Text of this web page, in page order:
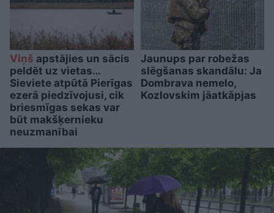
Viņš apstājies un sācis
peldēt uz vietas…
Sieviete atpūtā Pierīgas
ezerā piedzīvojusi, cik
briesmīgas sekas var
būt makšķernieku
neuzmanībai
Jaunups par robežas
slēgšanas skandālu: Ja
Dombrava nemelo,
Kozlovskim jāatkāpjas